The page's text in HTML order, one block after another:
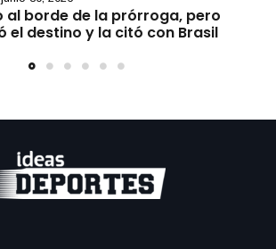
al borde de la prórroga, pero
el destino y la citó con Brasil